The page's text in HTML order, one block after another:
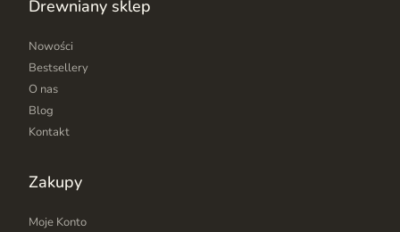
Drewniany sklep
Nowości
Bestsellery
O nas
Blog
Kontakt
Zakupy
Moje Konto